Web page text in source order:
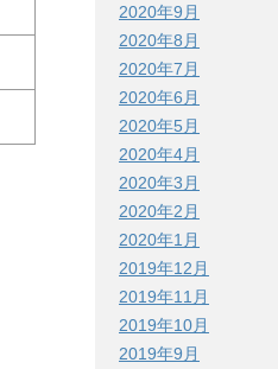
2020年9月
2020年8月
2020年7月
2020年6月
2020年5月
2020年4月
2020年3月
2020年2月
2020年1月
2019年12月
2019年11月
2019年10月
2019年9月